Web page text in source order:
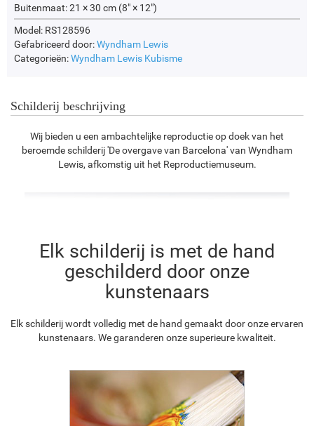
Buitenmaat:21 × 30 cm (8" × 12")
Model: RS128596
Gefabriceerd door:Wyndham Lewis
Categorieën:Wyndham Lewis Kubisme
Schilderij beschrijving
Wij bieden u een ambachtelijke reproductie op doek van het
beroemde schilderij 'De overgave van Barcelona' van Wyndham
Lewis, afkomstig uit het Reproductiemuseum.
Elk schilderij is met de hand
geschilderd door onze
kunstenaars
Elk schilderij wordt volledig met de hand gemaakt door onze ervaren
kunstenaars. We garanderen onze superieure kwaliteit.